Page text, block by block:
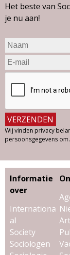
Het beste van
je nu aan!
Wij vinden privacy
persoonsgegevens
Informatie
over
Internationa
al
Society
Sociologen